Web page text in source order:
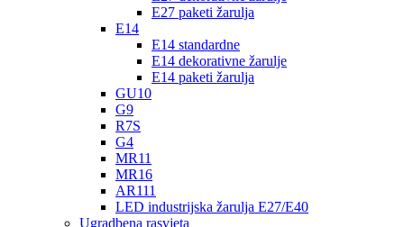
E27 paketi žarulja
E14
E14 standardne
E14 dekorativne žarulje
E14 paketi žarulja
GU10
G9
R7S
G4
MR11
MR16
AR111
LED industrijska žarulja E27/E40
Ugradbena rasvjeta